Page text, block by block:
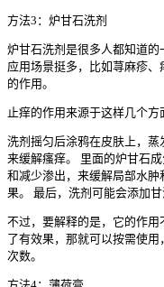
方法3：炉甘石洗剂
炉甘石洗剂是很多人都知道
应用场景挺多，比如荨麻疹
的作用。
止痒的作用来源于这样几个方
洗剂摇匀后涂鸦在皮肤上，蒸
来缓解瘙痒。 里面的炉甘石
和减少渗出，来缓解局部水
果。 最后，洗剂可能会添加
不过，要解释的是，它的作
了有效果，那就可以按需使
次数。